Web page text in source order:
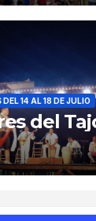
14 AL 18 DE JULIO
del